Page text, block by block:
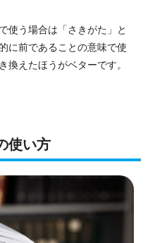
使う場合は「さきがた」と
に前であることの意味で使
換えたほうがベターです。
使い方